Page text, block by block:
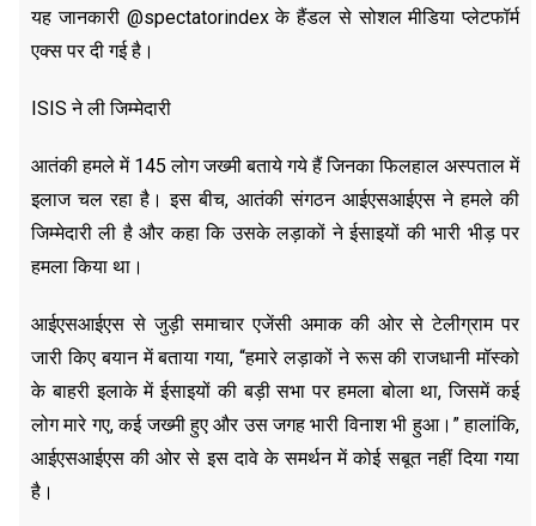
यह जानकारी @spectatorindex के हैंडल से सोशल मीडिया प्लेटफॉर्म
एक्स पर दी गई है।
ISIS ने ली जिम्मेदारी
आतंकी हमले में 145 लोग जख्मी बताये गये हैं जिनका फिलहाल अस्पताल में
इलाज चल रहा है। इस बीच, आतंकी संगठन आईएसआईएस ने हमले की
जिम्मेदारी ली है और कहा कि उसके लड़ाकों ने ईसाइयों की भारी भीड़ पर
हमला किया था।
आईएसआईएस से जुड़ी समाचार एजेंसी अमाक की ओर से टेलीग्राम पर
जारी किए बयान में बताया गया, “हमारे लड़ाकों ने रूस की राजधानी मॉस्को
के बाहरी इलाके में ईसाइयों की बड़ी सभा पर हमला बोला था, जिसमें कई
लोग मारे गए, कई जख्मी हुए और उस जगह भारी विनाश भी हुआ।” हालांकि,
आईएसआईएस की ओर से इस दावे के समर्थन में कोई सबूत नहीं दिया गया
है।